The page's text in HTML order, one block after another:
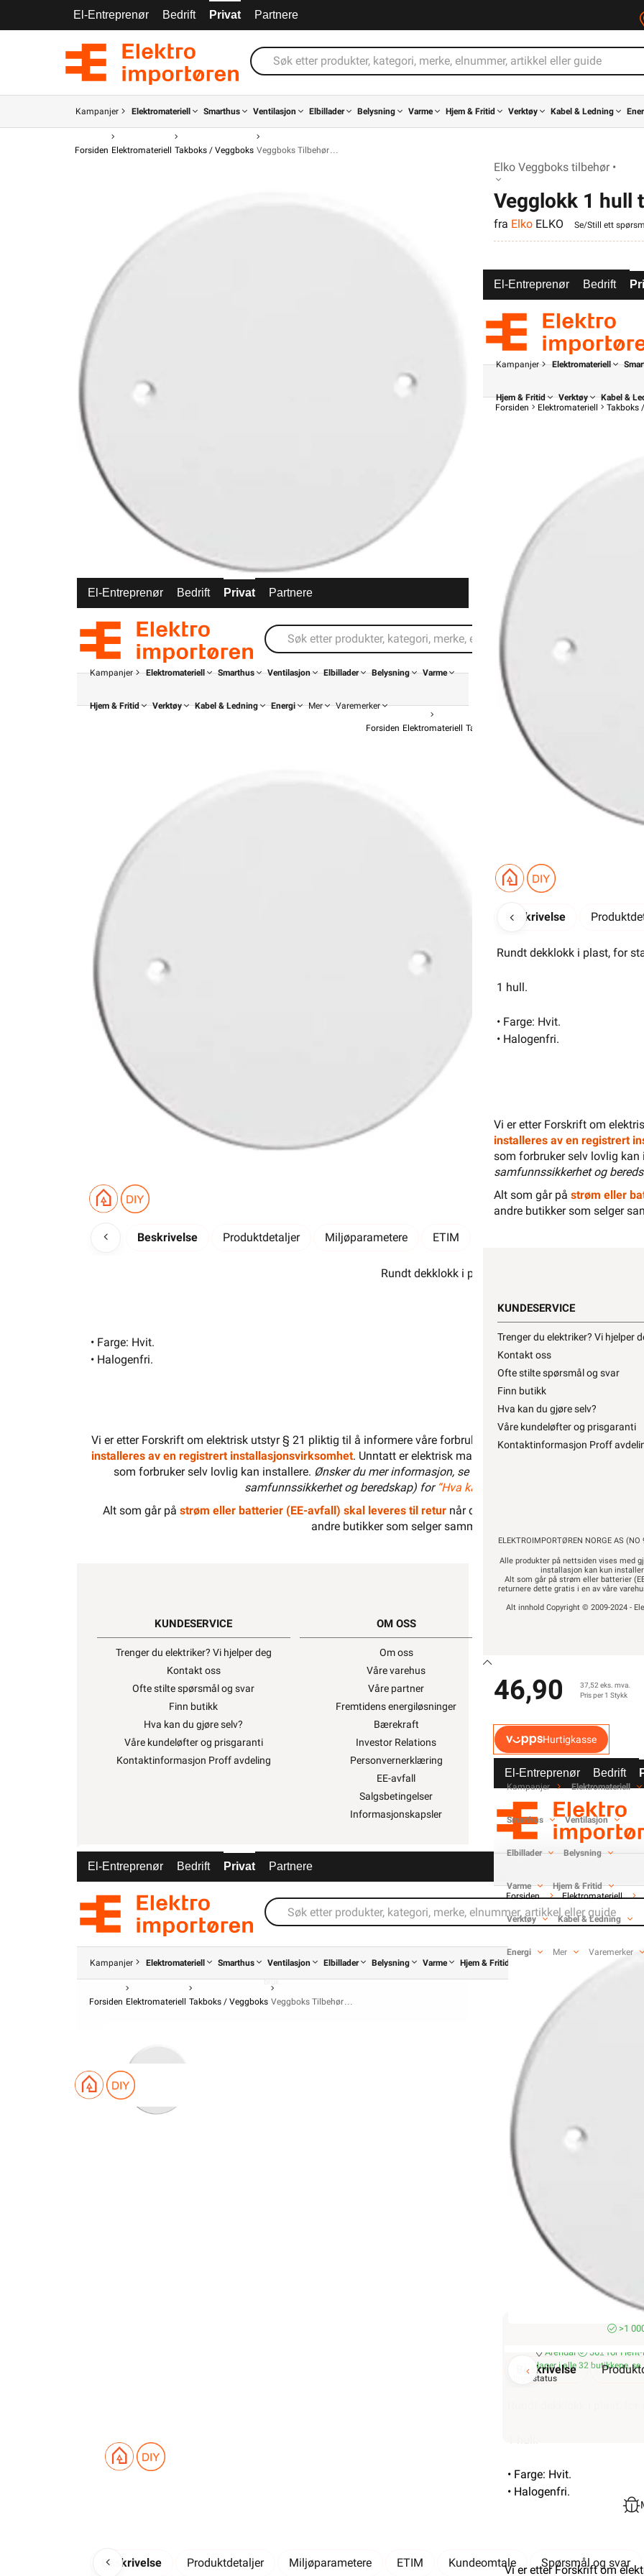
El-Entreprenør Bedrift Privat Partnere
Kampanjer Elektromateriell Smarthus Ventilasjon Elbillader Belysning Varme Hjem & Fritid Verktøy Kabel & Ledning
Forsiden Elektromateriell Takboks / Veggboks Veggboks Tilbehør
Elko Veggboks tilbehør •
Vegglokk 1 hull
fra Elko ELKO Se/Still ett
El-Entreprenør Bedrift Privat Partnere
Kampanjer Elektromateriell Smarthus Ventilasjon Elbillader Belysning Varme
Hjem & Fritid Verktøy Kabel & Ledning Energi Mer Varemerker
Forsiden Elektromateriell Takboks / Veggboks
46,90
Beskrivelse Produktdetaljer Miljøparametere ETIM
Rundt dekklokk i plast, for standard veggboks.
1 hull.
• Farge: Hvit.
• Halogenfri.
Vi er etter Forskrift om elektrisk utstyr § 21 pliktig til å informere våre forbrukere at installasjonsmateriell
installeres av en registrert installasjonsvirksomhet. Unntatt er elektrisk materiell som utelukkende er ment
som forbruker selv lovlig kan installere. Ønsker du mer informasjon, se
samfunnssikkerhet og beredskap) for “Hva kan privatpersoner gjøre selv på
Alt som går på strøm eller batterier (EE-avfall) skal leveres til returnår det ikke kan brukes lenger. Du kan
andre butikker som selger samme type varer.
KUNDESERVICE
Trenger du elektriker? Vi hjelper deg
Kontakt oss
Ofte stilte spørsmål og svar
Finn butikk
Hva kan du gjøre selv?
Våre kundeløfter og prisgaranti
Kontaktinformasjon Proff avdeling
OM OSS
Om oss
Våre varehus
Våre partner
Fremtidens energiløsninger
Bærekraft
Investor Relations
Personvernerklæring
EE-avfall
Salgsbetingelser
Informasjonskapsler
Outlet med kuppvarer
Artikler og guider
Ledige stillinger
Varsling og
ELEKTROIMPORTØREN NORGE AS (NO 914 939 828 MVA)
22 81 27 70
Alle produkter på nettsiden vises med gjeldende priser og betingelser, og enkelte produkter beregnet
for fast installasjon kan kun installeres av en registrert installasjonsvirksomhet.Les mer her.
Alt som går på strøm eller batterier (EE-avfall) skal leveres til retur når det ikke kan brukes lenger. Du
kan returnere dette gratis i en av våre varehus og/eller andre butikker som selger samme type varer.
bruk.
El-Entreprenør Bedrift
Kampanjer Elektromateriell
Hjem & Fritid Verktøy Kabel &
Forsiden
Elektromateriell Takboks
Beskrivelse
Rundt dekklokk i plast, for
1 hull.
• Farge: Hvit.
• Halogenfri.
Vi er etter Forskrift om
installeres av en registrert
som forbruker selv lovlig kan
samfunnssikkerhet og
Alt som går på strøm eller
andre butikker som selger
KUNDESERVICE
Trenger du elektriker? Vi hjelper
Kontakt oss
Ofte stilte spørsmål og svar
Finn butikk
Hva kan du gjøre selv?
Våre kundeløfter og prisgaranti
Kontaktinformasjon Proff
ELEKTROIMPORTØREN NORGE AS
Alle produkter på nettsiden vises med
installasjon kan kun
Alt som går på strøm eller batterier
returnere dette gratis i en av våre
Alt innhold Copyright © 2009-2024 -
46,90
37,52 eks. mva.
Pris per 1 Stykk
Hurtigkasse
El-Entreprenør Bedrift
Kampanjer Elektromateriell
Smarthus Ventilasjon
Elbillader Belysning
Varme Hjem & Fritid
Verktøy Kabel & Ledning
Energi Mer Varemerker
Forsiden Elektromateriell
Beskrivelse
Rundt dekklokk i plast,
• Farge: Hvit.
• Halogenfri.
Vi er etter Forskrift om
El-Entreprenør Bedrift Privat Partnere
Kampanjer Elektromateriell Smarthus Ventilasjon Elbillader Belysning Varme Hjem & Fritid
Forsiden Elektromateriell Takboks / Veggboks Veggboks Tilbehør
Elko Veggboks tilbehør •
Vegglokk 1 hull tett PH
fra
46,90
37,52 eks. mva.
>1
Arendal 30± for
På lager i alle 32 butikkene, se
lagerstatus
Beskrivelse Produktdetaljer Miljøparametere ETIM Kundeomtale Spørsmål og svar